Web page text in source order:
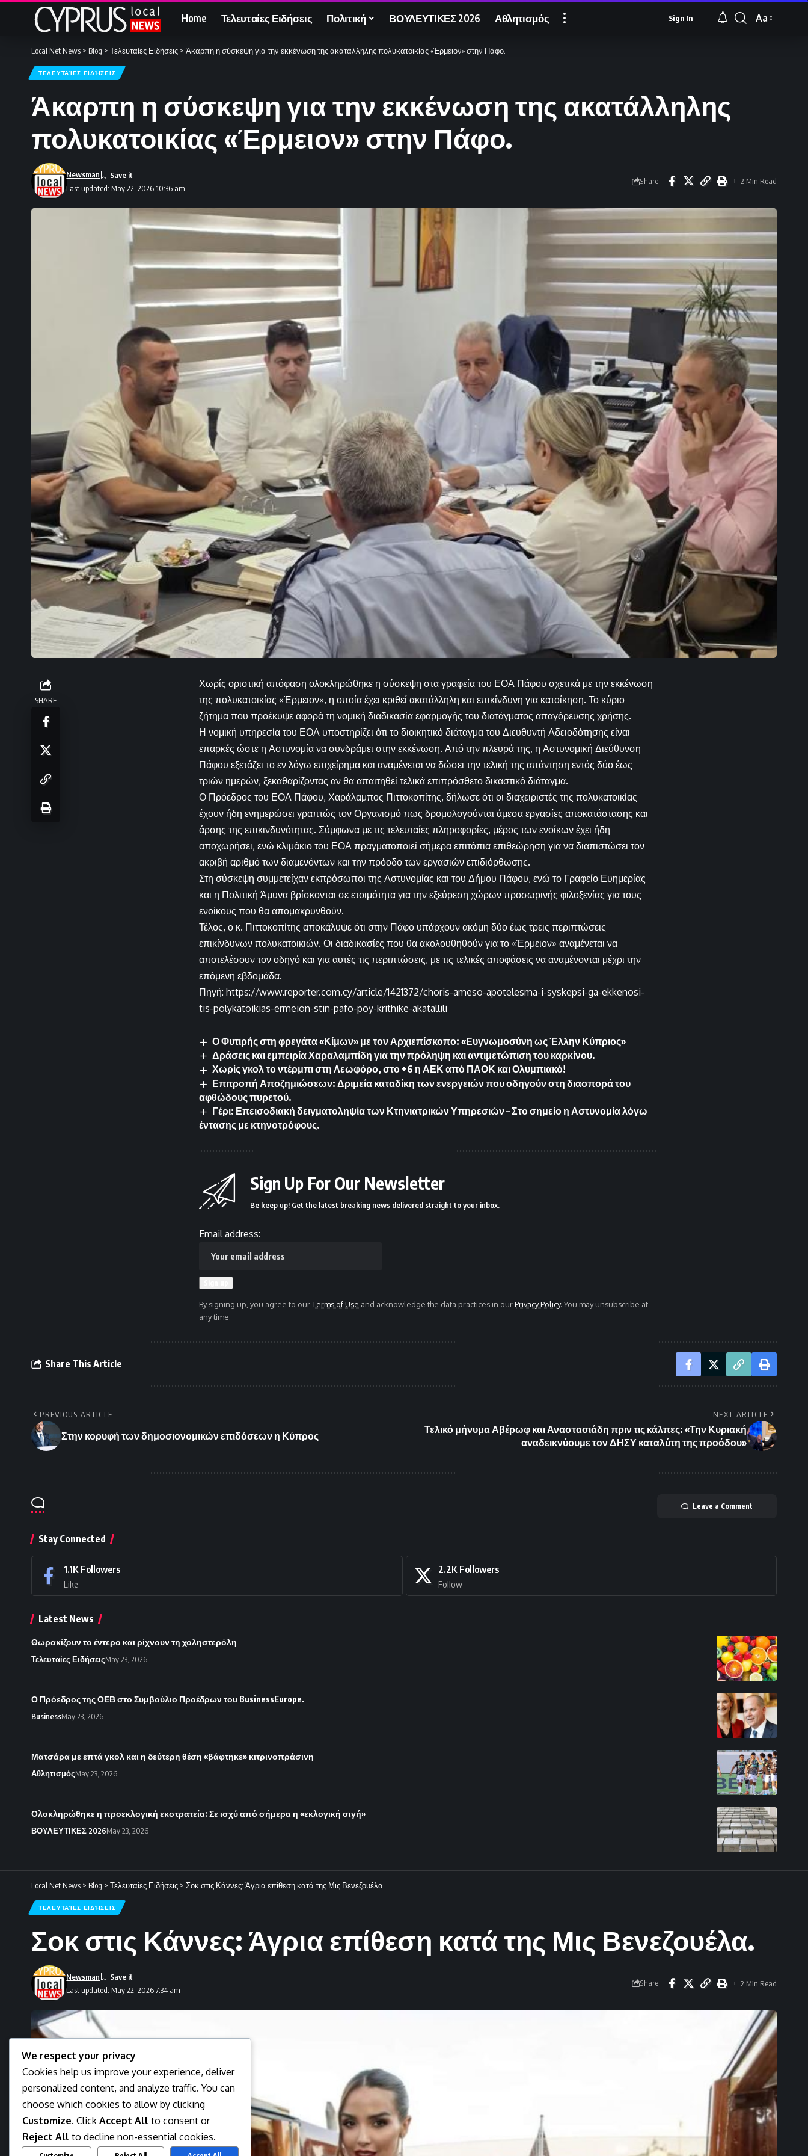
Home Τελευταίες Ειδήσεις Πολιτική ΒΟΥΛΕΥΤΙΚΕΣ 2026 Αθλητισμός Sign In
Font
Aa
Local Net News > Blog > Τελευταίες Ειδήσεις > Άκαρπη η σύσκεψη για την εκκένωση της ακατάλληλης πολυκατοικίας «Έρμειον» στην Πάφο.
ΤΕΛΕΥΤΑΊΕΣ ΕΙΔΉΣΕΙΣ
Άκαρπη η σύσκεψη για την εκκένωση της ακατάλληλης
πολυκατοικίας «Έρμειον» στην Πάφο.
Last updated: May 22, 2026 10:36 am
Newsman
Share 2 Min Read
SHARE
Χωρίς οριστική απόφαση ολοκληρώθηκε η σύσκεψη στα γραφεία του ΕΟΑ Πάφου σχετικά με την εκκένωση
της πολυκατοικίας «Έρμειον», η οποία έχει κριθεί ακατάλληλη και επικίνδυνη για κατοίκηση. Το κύριο
ζήτημα που προέκυψε αφορά τη νομική διαδικασία εφαρμογής του διατάγματος απαγόρευσης χρήσης.
Η νομική υπηρεσία του ΕΟΑ υποστηρίζει ότι το διοικητικό διάταγμα του Διευθυντή Αδειοδότησης είναι
επαρκές ώστε η Αστυνομία να συνδράμει στην εκκένωση. Από την πλευρά της, η Αστυνομική Διεύθυνση
Πάφου εξετάζει το εν λόγω επιχείρημα και αναμένεται να δώσει την τελική της απάντηση εντός δύο έως
τριών ημερών, ξεκαθαρίζοντας αν θα απαιτηθεί τελικά επιπρόσθετο δικαστικό διάταγμα.
Ο Πρόεδρος του ΕΟΑ Πάφου, Χαράλαμπος Πιττοκοπίτης, δήλωσε ότι οι διαχειριστές της πολυκατοικίας
έχουν ήδη ενημερώσει γραπτώς τον Οργανισμό πως δρομολογούνται άμεσα εργασίες αποκατάστασης και
άρσης της επικινδυνότητας. Σύμφωνα με τις τελευταίες πληροφορίες, μέρος των ενοίκων έχει ήδη
αποχωρήσει, ενώ κλιμάκιο του ΕΟΑ πραγματοποιεί σήμερα επιτόπια επιθεώρηση για να διαπιστώσει τον
ακριβή αριθμό των διαμενόντων και την πρόοδο των εργασιών επιδιόρθωσης.
Στη σύσκεψη συμμετείχαν εκπρόσωποι της Αστυνομίας και του Δήμου Πάφου, ενώ το Γραφείο Ευημερίας
και η Πολιτική Άμυνα βρίσκονται σε ετοιμότητα για την εξεύρεση χώρων προσωρινής φιλοξενίας για τους
ενοίκους που θα απομακρυνθούν.
Τέλος, ο κ. Πιττοκοπίτης αποκάλυψε ότι στην Πάφο υπάρχουν ακόμη δύο έως τρεις περιπτώσεις
επικίνδυνων πολυκατοικιών. Οι διαδικασίες που θα ακολουθηθούν για το «Έρμειον» αναμένεται να
αποτελέσουν τον οδηγό και για αυτές τις περιπτώσεις, με τις τελικές αποφάσεις να αναμένονται μέχρι την
επόμενη εβδομάδα.
Πηγή: https://www.reporter.com.cy/article/1421372/choris-ameso-apotelesma-i-syskepsi-ga-ekkenosi-
tis-polykatoikias-ermeion-stin-pafo-poy-krithike-akatallili
Ο Φυτιρής στη φρεγάτα «Κίμων» με τον Αρχιεπίσκοπο: «Ευγνωμοσύνη ως Έλλην Κύπριος»
Δράσεις και εμπειρία Χαραλαμπίδη για την πρόληψη και αντιμετώπιση του καρκίνου.
Χωρίς γκολ το ντέρμπι στη Λεωφόρο, στο +6 η ΑΕΚ από ΠΑΟΚ και Ολυμπιακό!
Επιτροπή Αποζημιώσεων: Δριμεία καταδίκη των ενεργειών που οδηγούν στη διασπορά του
αφθώδους πυρετού.
Γέρι: Επεισοδιακή δειγματοληψία των Κτηνιατρικών Υπηρεσιών – Στο σημείο η Αστυνομία λόγω
έντασης με κτηνοτρόφους.
Sign Up For Our Newsletter
Be keep up! Get the latest breaking news delivered straight to your inbox.
Email address:
By signing up, you agree to ourTerms of Use and acknowledge the data practices in ourPrivacy Policy. You may unsubscribe at
any time.
Share This Article
PREVIOUS ARTICLE
Στην κορυφή των δημοσιονομικών επιδόσεων η Κύπρος
NEXT ARTICLE
Τελικό μήνυμα Αβέρωφ και Αναστασιάδη πριν τις κάλπες: «Την Κυριακή
αναδεικνύουμε τον ΔΗΣΥ καταλύτη της προόδου»
Leave a Comment
Stay Connected
1.1K Followers
Like
2.2K Followers
Follow
Latest News
Θωρακίζουν το έντερο και ρίχνουν τη χοληστερόλη
Τελευταίες ΕιδήσειςMay 23, 2026
Ο Πρόεδρος της ΟΕΒ στο Συμβούλιο Προέδρων του BusinessEurope.
BusinessMay 23, 2026
Ματσάρα με επτά γκολ και η δεύτερη θέση «βάφτηκε» κιτρινοπράσινη
ΑθλητισμόςMay 23, 2026
Ολοκληρώθηκε η προεκλογική εκστρατεία: Σε ισχύ από σήμερα η «εκλογική σιγή»
ΒΟΥΛΕΥΤΙΚΕΣ 2026May 23, 2026
Local Net News > Blog > Τελευταίες Ειδήσεις > Σοκ στις Κάννες: Άγρια επίθεση κατά της Μις Βενεζουέλα.
ΤΕΛΕΥΤΑΊΕΣ ΕΙΔΉΣΕΙΣ
Σοκ στις Κάννες: Άγρια επίθεση κατά της Μις Βενεζουέλα.
Last updated: May 22, 2026 7:34 am
Newsman
Share 2 Min Read
We respect your privacy
Cookies help us improve your experience, deliver
personalized content, and analyze traffic. You can
choose which cookies to allow by clicking
Customize. Click Accept All to consent or
Reject All to decline non-essential cookies.